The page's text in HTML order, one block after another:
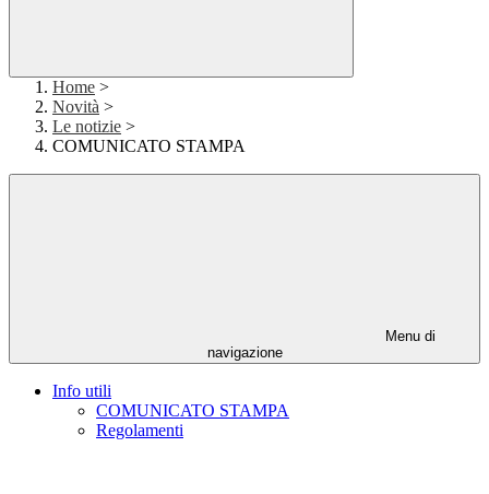
Home >
Novità >
Le notizie >
COMUNICATO STAMPA
Menu di
navigazione
Info utili
COMUNICATO STAMPA
Regolamenti